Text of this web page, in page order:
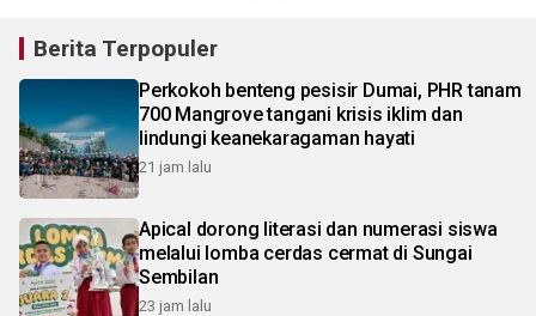
Berita Terpopuler
Perkokoh benteng pesisir Dumai, PHR tanam
700 Mangrove tangani krisis iklim dan
lindungi keanekaragaman hayati
21 jam lalu
Apical dorong literasi dan numerasi siswa
melalui lomba cerdas cermat di Sungai
Sembilan
23 jam lalu